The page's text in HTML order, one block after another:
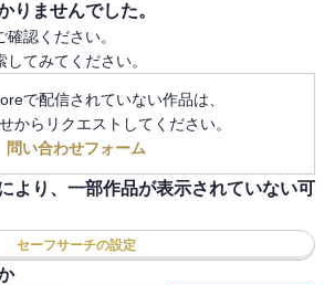
りませんでした。
認ください。
てみてください。
で配信されていない作品は、
からリクエストしてください。
問い合わせフォーム
より、一部作品が表示されていない可
セーフサーチの設定